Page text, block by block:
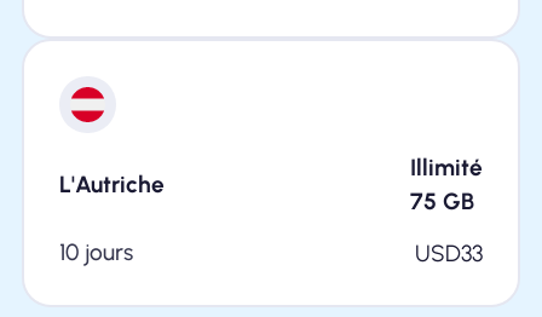
L'Autriche
Illimité
75 GB
10 jours
USD33